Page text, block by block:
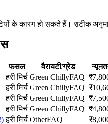
के कारण हो सकते हैं। सटीक
फसल वैरायटी/ग्रेड
हरी मिर्च Green ChillyFAQ ₹
हरी मिर्च Green ChillyFAQ ₹
हरी मिर्च Green ChillyFAQ ₹
हरी मिर्च Green ChillyFAQ ₹
हरी मिर्च OtherFAQ ₹